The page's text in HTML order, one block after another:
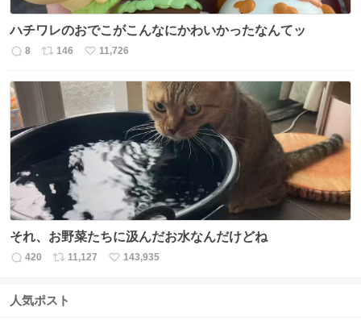
ハチワレのおでこがこんなにかわいかったなんてッ
返
数
8
リ
ス
ト
数
146
い
ね
数
11,726
それ、お野菜たちに汲んだお水なんだけどね
返
数
420
リ
ス
11,127
い
143,935
人気ポスト